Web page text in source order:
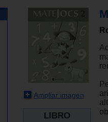
Ampliar imagen
LIBRO